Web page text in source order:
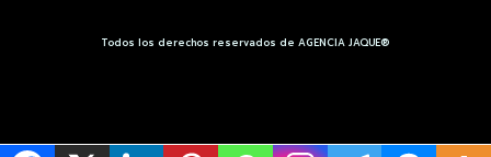
Todos los derechos reservados de AGENCIA JAQUE®